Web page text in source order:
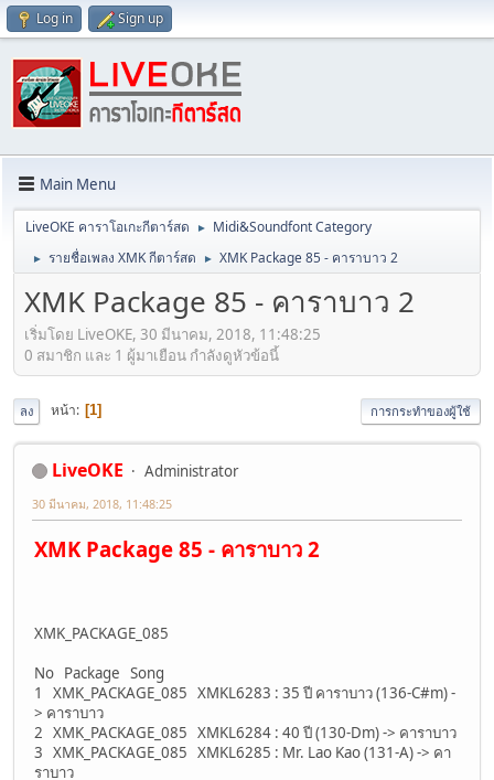
Log in Sign up
Main Menu
LiveOKE คาราโอเกะกีตาร์สด ► Midi&Soundfont Category
► รายชื่อเพลง XMK กีตาร์สด ► XMK Package 85 - คาราบาว 2
XMK Package 85 - คาราบาว 2
เริ่มโดย LiveOKE, 30 มีนาคม, 2018, 11:48:25
0 สมาชิก และ 1 ผู้มาเยือน กำลังดูหัวข้อนี้
ลง หน้า 1 การกระทำของผู้ใช้
LiveOKE Administrator
30 มีนาคม, 2018, 11:48:25
XMK Package 85 - คาราบาว 2
XMK_PACKAGE_085
No Package Song
1 XMK_PACKAGE_085 XMKL6283 : 35 ปี คาราบาว (136-C#m) -
> คาราบาว
2 XMK_PACKAGE_085 XMKL6284 : 40 ปี (130-Dm) -> คาราบาว
3 XMK_PACKAGE_085 XMKL6285 : Mr. Lao Kao (131-A) -> คา
ราบาว